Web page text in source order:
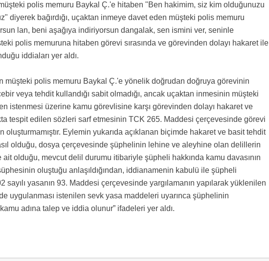
polis memuru Baykal Ç.'e hitaben "Ben hakimim, siz kim olduğunuzu
diyerek bağırdığı, uçaktan inmeye davet eden müşteki polis memuru
lan, beni aşağıya indiriyorsun dangalak, sen ismini ver, seninle
polis memuruna hitaben görevi sırasında ve görevinden dolayı hakaret ile
iddiaları yer aldı.
müşteki polis memuru Baykal Ç.'e yönelik doğrudan doğruya görevinin
veya tehdit kullandığı sabit olmadığı, ancak uçaktan inmesinin müşteki
istenmesi üzerine kamu görevlisine karşı görevinden dolayı hakaret ve
tespit edilen sözleri sarf etmesinin TCK 265. Maddesi çerçevesinde görevi
oluşturmamıştır. Eylemin yukarıda açıklanan biçimde hakaret ve basit tehdit
olduğu, dosya çerçevesinde şüphelinin lehine ve aleyhine olan delillerin
ait olduğu, mevcut delil durumu itibariyle şüpheli hakkında kamu davasının
oluştuğu anlaşıldığından, iddianamenin kabulü ile şüpheli
sayılı yasanın 93. Maddesi çerçevesinde yargılamanın yapılarak yüklenilen
uygulanması istenilen sevk yasa maddeleri uyarınca şüphelinin
adına talep ve iddia olunur” ifadeleri yer aldı.